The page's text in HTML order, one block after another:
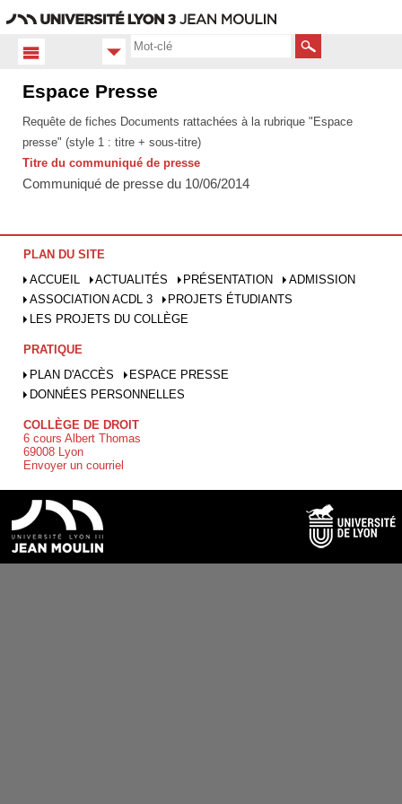
Rechercher
Accueil
presse
Espace Presse
Requête de fiches Documents rattachées à la rubrique "Espace
presse" (style 1 : titre + sous-titre)
Titre du communiqué de presse
Communiqué de presse du 10/06/2014
PLAN DU SITE
ACCUEIL
ACTUALITÉS PRÉSENTATION
ADMISSION
ASSOCIATION ACDL 3
PROJETS ÉTUDIANTS
LES PROJETS DU COLLÈGE
PRATIQUE
PLAN D'ACCÈS
ESPACE PRESSE
DONNÉES PERSONNELLES
COLLÈGE DE DROIT
6 cours Albert Thomas
69008 Lyon
Envoyer un courriel